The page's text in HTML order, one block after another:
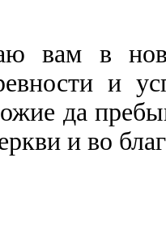
вам в
и
да
и во